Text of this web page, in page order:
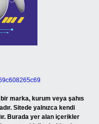
marka, kurum veya şahıs
Sitede yalnızca kendi
Burada yer alan içerikler